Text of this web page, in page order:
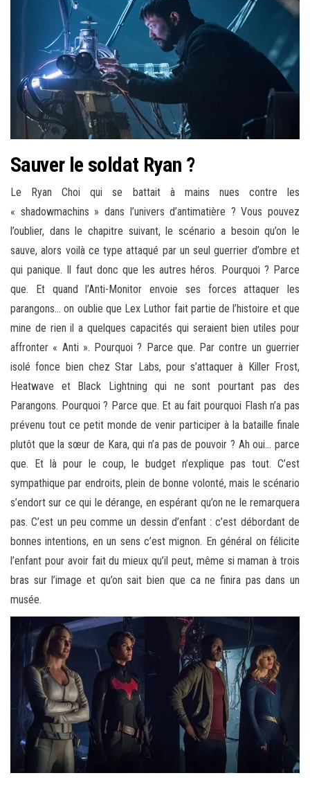
Sauver le soldat Ryan ?
Le Ryan Choi qui se battait à mains nues contre les
« shadowmachins » dans l’univers d’antimatière ? Vous pouvez
l’oublier, dans le chapitre suivant, le scénario a besoin qu’on le
sauve, alors voilà ce type attaqué par un seul guerrier d’ombre et
qui panique. Il faut donc que les autres héros. Pourquoi ? Parce
que. Et quand l’Anti-Monitor envoie ses forces attaquer les
parangons… on oublie que Lex Luthor fait partie de l’histoire et que
mine de rien il a quelques capacités qui seraient bien utiles pour
affronter « Anti ». Pourquoi ? Parce que. Par contre un guerrier
isolé fonce bien chez Star Labs, pour s’attaquer à Killer Frost,
Heatwave et Black Lightning qui ne sont pourtant pas des
Parangons. Pourquoi ? Parce que. Et au fait pourquoi Flash n’a pas
prévenu tout ce petit monde de venir participer à la bataille finale
plutôt que la sœur de Kara, qui n’a pas de pouvoir ? Ah oui… parce
que. Et là pour le coup, le budget n’explique pas tout. C’est
sympathique par endroits, plein de bonne volonté, mais le scénario
s’endort sur ce qui le dérange, en espérant qu’on ne le remarquera
pas. C’est un peu comme un dessin d’enfant : c’est débordant de
bonnes intentions, en un sens c’est mignon. En général on félicite
l’enfant pour avoir fait du mieux qu’il peut, même si maman à trois
bras sur l’image et qu’on sait bien que ca ne finira pas dans un
musée.